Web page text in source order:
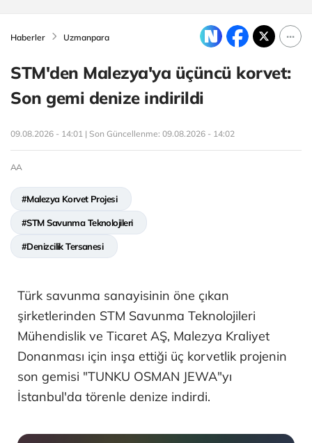
Haberler Uzmanpara
STM'den Malezya'ya üçüncü korvet:
Son gemi denize indirildi
09.08.2026 - 14:01 | Son Güncellenme: 09.08.2026 - 14:02
AA
#Malezya Korvet Projesi
#STM Savunma Teknolojileri
#Denizcilik Tersanesi
Türk savunma sanayisinin öne çıkan
şirketlerinden STM Savunma Teknolojileri
Mühendislik ve Ticaret AŞ, Malezya Kraliyet
Donanması için inşa ettiği üç korvetlik projenin
son gemisi "TUNKU OSMAN JEWA"yı
İstanbul'da törenle denize indirdi.